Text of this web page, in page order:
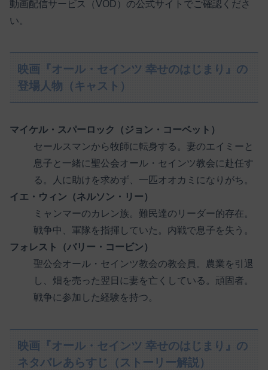
動画配信サービス（VOD）の公式サイトでご確認くださ
い。
映画『オール・セインツ 幸せのはじまり』の
登場人物（キャスト）
マイケル・スパーロック（ジョン・コーベット）
セールスマンから牧師に転身する。妻のエイミーと
息子と一緒に聖公会オール・セインツ教会に赴任す
る。人に助けを求めず、一匹オオカミになりがち。
イエ・ウィン（ネルソン・リー）
ミャンマーのカレン族。難民達のリーダー的存在。
戦争中、軍隊を指揮していた。内戦で息子を失う。
フォレスト（バリー・コービン）
聖公会オール・セインツ教会の教会員。農業を引退
し、畑を売った翌日に妻を亡くしている。頑固者。
戦争に参加した経験を持つ。
映画『オール・セインツ 幸せのはじまり』の
ネタバレあらすじ（ストーリー解説）